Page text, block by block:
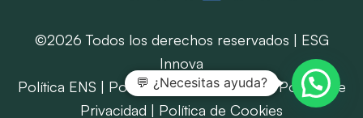
©2026 Todos los derechos reservados | ESG
Innova
Política ENS | Política SIG|Aviso Legal|Política de
Privacidad | Política de Cookies
💬 ¿Necesitas ayuda?